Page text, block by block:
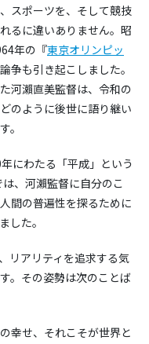
スポーツを、そして競技
るに違いありません。昭
年の『東京オリンピッ
争も引き起こしました。
河瀨直美監督は、令和の
のように後世に語り継い
。
にわたる「平成」という
、河瀨監督に自分のこ
間の普遍性を探るために
した。
リアリティを追求する気
。その姿勢は次のことば
幸せ、それこそが世界と